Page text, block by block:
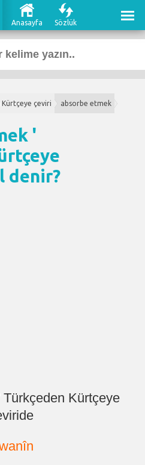
Anasayfa Sözlük
Kürtçeye çeviri absorbe etmek
'
denir?
Kürtçeye